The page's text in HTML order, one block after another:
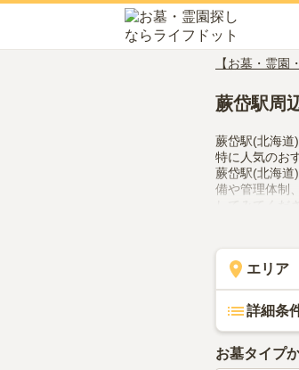
【お墓・霊園
蕨岱駅周
蕨岱駅(北海道
特に人気のお
蕨岱駅(北海道
備や管理体制
してみてくだ
エリア
詳細条
お墓タイプ